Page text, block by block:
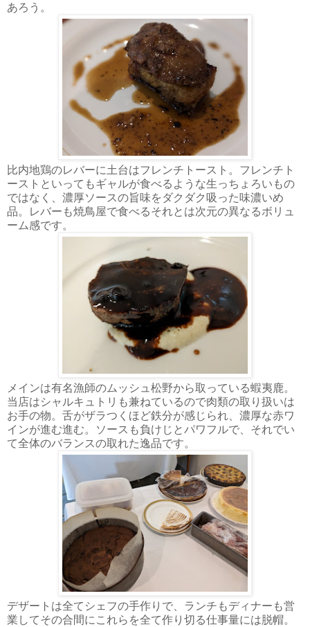
あろう。
比内地鶏のレバーに土台はフレンチトースト。フレンチト
ーストといってもギャルが食べるような生っちょろいもの
ではなく、濃厚ソースの旨味をダクダク吸った味濃いめ
品。レバーも焼鳥屋で食べるそれとは次元の異なるボリュ
ーム感です。
メインは有名漁師のムッシュ松野から取っている蝦夷鹿。
当店はシャルキュトリも兼ねているので肉類の取り扱いは
お手の物。舌がザラつくほど鉄分が感じられ、濃厚な赤ワ
インが進む進む。ソースも負けじとパワフルで、それでい
て全体のバランスの取れた逸品です。
デザートは全てシェフの手作りで、ランチもディナーも営
業してその合間にこれらを全て作り切る仕事量には脱帽。